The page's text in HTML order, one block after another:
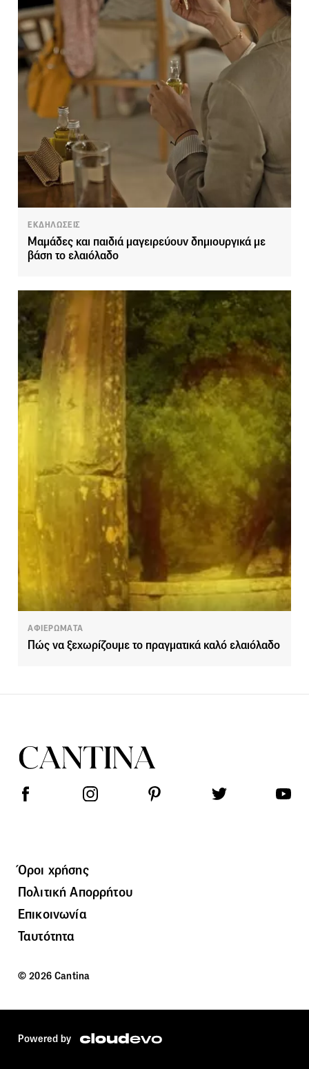
ΕΚΔΗΛΩΣΕΙΣ
Μαμάδες και παιδιά μαγειρεύουν δημιουργικά με
βάση το ελαιόλαδο
ΑΦΙΕΡΩΜΑΤΑ
Πώς να ξεχωρίζουμε το πραγματικά καλό ελαιόλαδο
Όροι χρήσης
Πολιτική Απορρήτου
Επικοινωνία
Ταυτότητα
© 2026 Cantina
Powered by